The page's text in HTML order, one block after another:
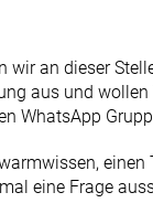
wir an dieser
aus und
WhatsApp
einen
eine Frage